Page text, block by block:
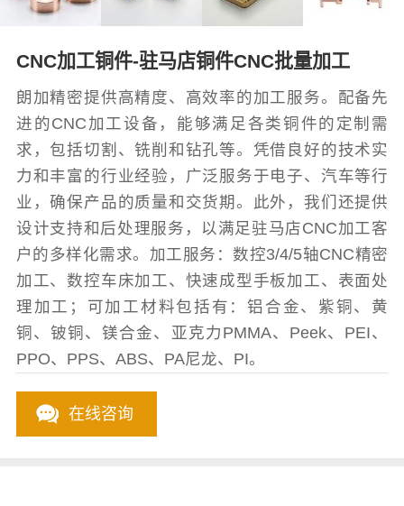
CNC加工铜件-驻马店铜件CNC批量加工
朗加精密提供高精度、高效率的加工服务。配备先
进的CNC加工设备，能够满足各类铜件的定制需
求，包括切割、铣削和钻孔等。凭借良好的技术实
力和丰富的行业经验，广泛服务于电子、汽车等行
业，确保产品的质量和交货期。此外，我们还提供
设计支持和后处理服务，以满足驻马店CNC加工客
户的多样化需求。加工服务：数控3/4/5轴CNC精密
加工、数控车床加工、快速成型手板加工、表面处
理加工；可加工材料包括有：铝合金、紫铜、黄
铜、铍铜、镁合金、亚克力PMMA、Peek、PEI、
PPO、PPS、ABS、PA尼龙、PI。
在线咨询